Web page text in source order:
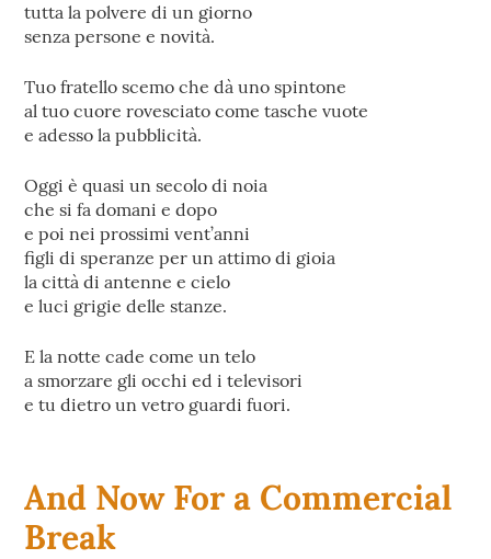
tutta la polvere di un giorno
senza persone e novità.
Tuo fratello scemo che dà uno spintone
al tuo cuore rovesciato come tasche vuote
e adesso la pubblicità.
Oggi è quasi un secolo di noia
che si fa domani e dopo
e poi nei prossimi vent’anni
figli di speranze per un attimo di gioia
la città di antenne e cielo
e luci grigie delle stanze.
E la notte cade come un telo
a smorzare gli occhi ed i televisori
e tu dietro un vetro guardi fuori.
And Now For a Commercial
Break